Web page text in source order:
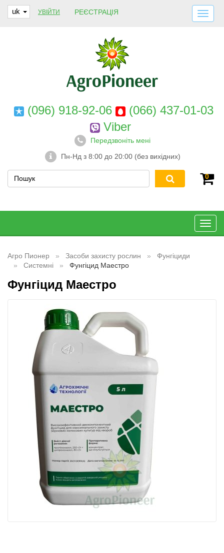
uk УВІЙТИ РЕЄСТРАЦІЯ
ДОСТАВКА І ОПЛАТА
ПРО НАС
ГАРАНТІЇ
КОНТАКТИ
(096) 918-92-06
(066) 437-01-03
Viber
Передзвоніть мені
Пн-Нд з 8:00 до 20:00 (без вихідних)
0
Агро Пионер Засоби захисту рослин
Фунгіциди
Системні
Фунгіцид Маестро
Фунгіцид Маестро